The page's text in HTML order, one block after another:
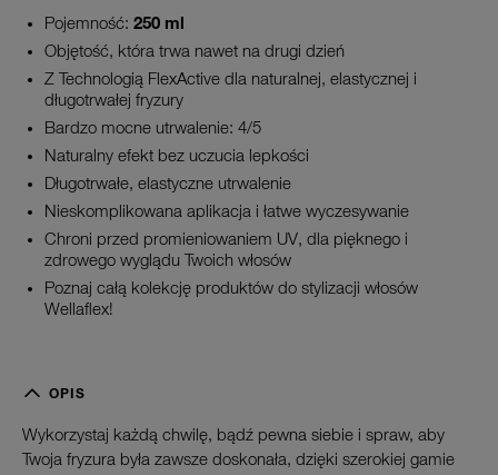
Pojemność: 250 ml
Objętość, która trwa nawet na drugi dzień
Z Technologią FlexActive dla naturalnej, elastycznej i
długotrwałej fryzury
Bardzo mocne utrwalenie: 4/5
Naturalny efekt bez uczucia lepkości
Długotrwałe, elastyczne utrwalenie
Nieskomplikowana aplikacja i łatwe wyczesywanie
Chroni przed promieniowaniem UV, dla pięknego i
zdrowego wyglądu Twoich włosów
Poznaj całą kolekcję produktów do stylizacji włosów
Wellaflex!
OPIS
Wykorzystaj każdą chwilę, bądź pewna siebie i spraw, aby
Twoja fryzura była zawsze doskonała, dzięki szerokiej gamie